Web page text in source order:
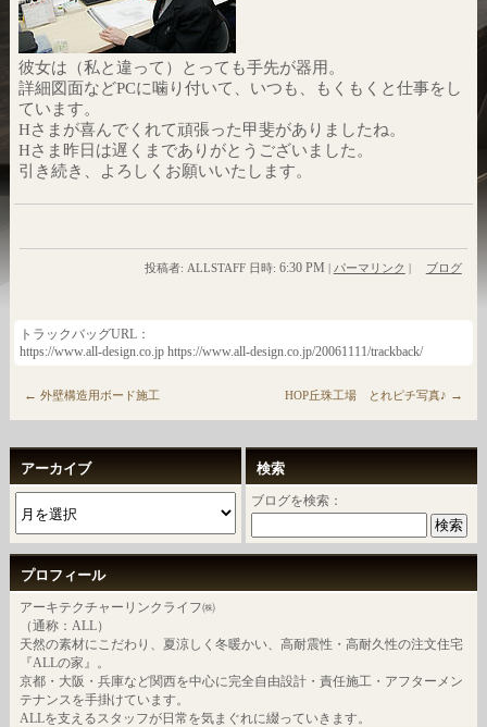
彼女は（私と違って）とっても手先が器用。
詳細図面などPCに噛り付いて、いつも、もくもくと仕事をし
ています。
Hさまが喜んでくれて頑張った甲斐がありましたね。
Hさま昨日は遅くまでありがとうございました。
引き続き、よろしくお願いいたします。
投稿者: ALLSTAFF 日時: 6:30 PM | パーマリンク | ブログ
トラックバッグURL：
https://www.all-design.co.jp https://www.all-design.co.jp/20061111/trackback/
← 外壁構造用ボード施工 HOP丘珠工場 とれピチ写真♪ →
アーカイブ 検索
ブログを検索：
プロフィール
アーキテクチャーリンクライフ㈱
（通称：ALL）
天然の素材にこだわり、夏涼しく冬暖かい、高耐震性・高耐久性の注文住宅
『ALLの家』。
京都・大阪・兵庫など関西を中心に完全自由設計・責任施工・アフターメン
テナンスを手掛けています。
ALLを支えるスタッフが日常を気まぐれに綴っていきます。